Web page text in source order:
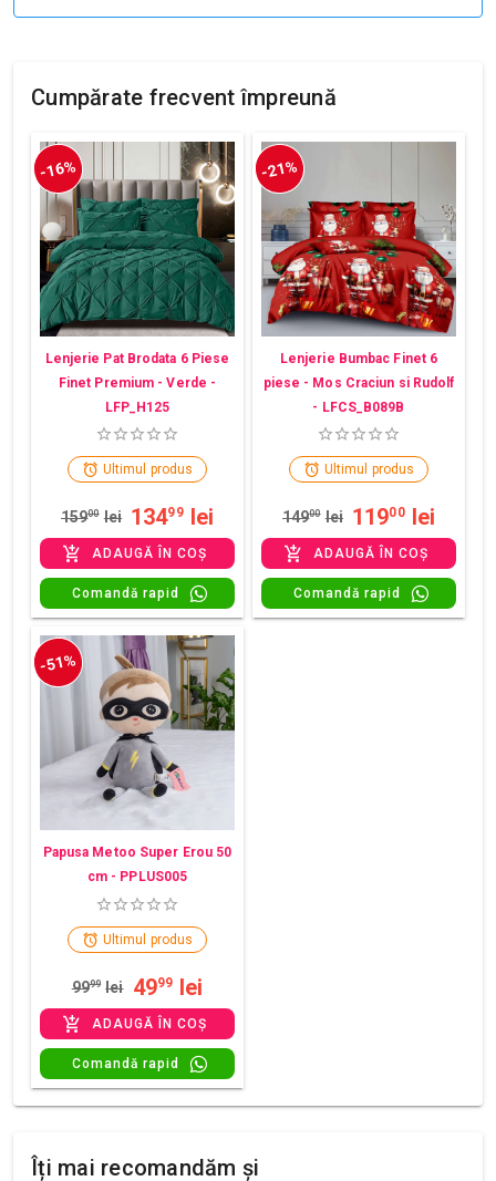
Cumpărate frecvent împreună
-16%
Lenjerie Pat Brodata 6 Piese
Finet Premium - Verde -
LFP_H125
Ultimul produs
15900 lei 13499 lei
ADAUGĂ ÎN COȘ
Comandă rapid
-21%
Lenjerie Bumbac Finet 6
piese - Mos Craciun si Rudolf
- LFCS_B089B
Ultimul produs
14900 lei 11900 lei
ADAUGĂ ÎN COȘ
Comandă rapid
-51%
Papusa Metoo Super Erou 50
cm - PPLUS005
Ultimul produs
9999 lei 4999 lei
ADAUGĂ ÎN COȘ
Comandă rapid
Îți mai recomandăm și